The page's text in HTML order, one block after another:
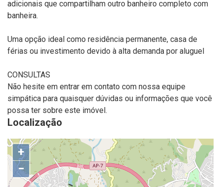
adicionais que compartilham outro banheiro completo com
banheira.
Uma opção ideal como residência permanente, casa de
férias ou investimento devido à alta demanda por aluguel
CONSULTAS
Não hesite em entrar em contato com nossa equipe
simpática para quaisquer dúvidas ou informações que você
possa ter sobre este imóvel.
Localização
+
−